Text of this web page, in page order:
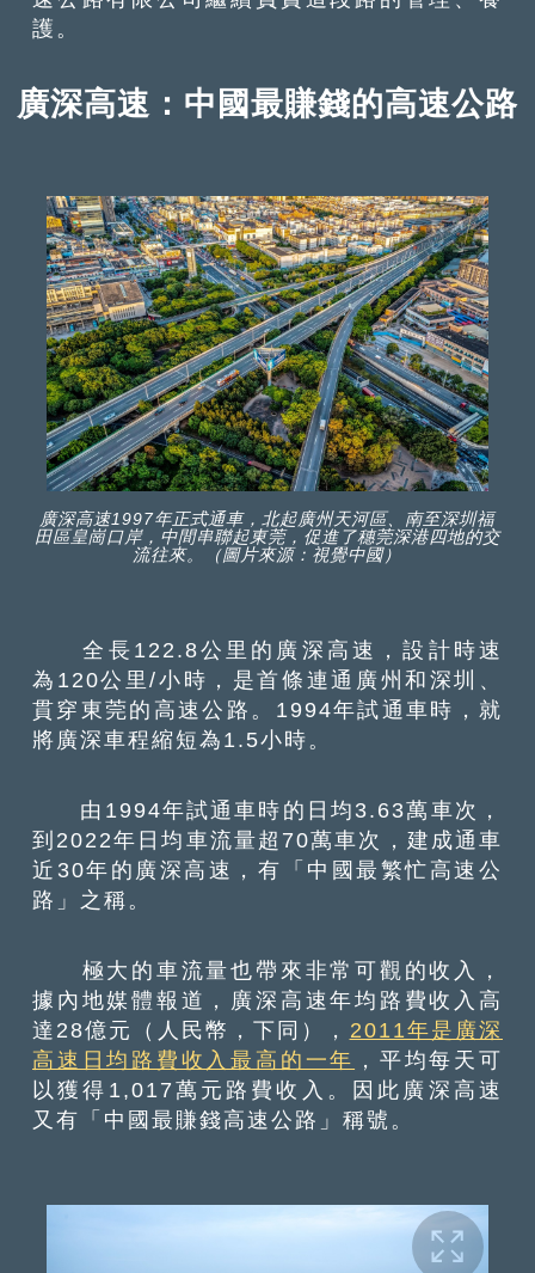
護。
廣深高速：中國最賺錢的高速公路
廣深高速1997年正式通車，北起廣州天河區、南至深圳福
田區皇崗口岸，中間串聯起東莞，促進了穗莞深港四地的交
流往來。（圖片來源：視覺中國）
全長122.8公里的廣深高速，設計時速
為120公里/小時，是首條連通廣州和深圳、
貫穿東莞的高速公路。1994年試通車時，就
將廣深車程縮短為1.5小時。
由1994年試通車時的日均3.63萬車次，
到2022年日均車流量超70萬車次，建成通車
近30年的廣深高速，有「中國最繁忙高速公
路」之稱。
極大的車流量也帶來非常可觀的收入，
據內地媒體報道，廣深高速年均路費收入高
達28億元（人民幣，下同）， 2011年是廣深
高速日均路費收入最高的一年 ，平均每天可
以獲得1,017萬元路費收入。因此廣深高速
又有「中國最賺錢高速公路」稱號。